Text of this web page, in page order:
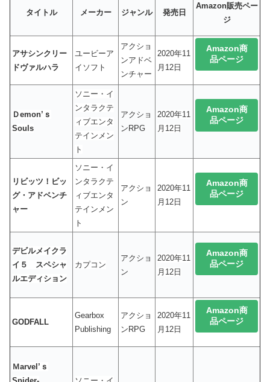
タイトル メーカー ジャンル 発売日
Amazon販売ペー
ジ
アサシンクリー
ドヴァルハラ
ユービーア
イソフト
アクショ
ンアドベ
ンチャー
2020年11
月12日
Amazon商
品ページ
Ｄemon’ｓ
Souls
ソニー・イ
ンタラクテ
ィブエンタ
テインメン
ト
アクショ
ンRPG
2020年11
月12日
Amazon商
品ページ
リビッツ！ビッ
グ・アドベンチ
ャー
ソニー・イ
ンタラクテ
ィブエンタ
テインメン
ト
アクショ
ン
2020年11
月12日
Amazon商
品ページ
デビルメイクラ
イ５ スペシャ
ルエディション
カプコン
アクショ
ン
2020年11
月12日
Amazon商
品ページ
GODFALL
Gearbox
Publishing
アクショ
ンRPG
2020年11
月12日
Amazon商
品ページ
Ｍarvel’ｓ